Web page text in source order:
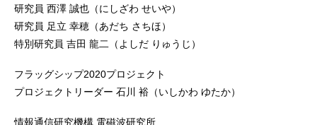
研究員 西澤 誠也（にしざわ せいや）
研究員 足立 幸穂（あだち さちほ）
特別研究員 吉田 龍二（よしだ りゅうじ）
フラッグシップ2020プロジェクト
プロジェクトリーダー 石川 裕（いしかわ ゆたか）
情報通信研究機構 電磁波研究所